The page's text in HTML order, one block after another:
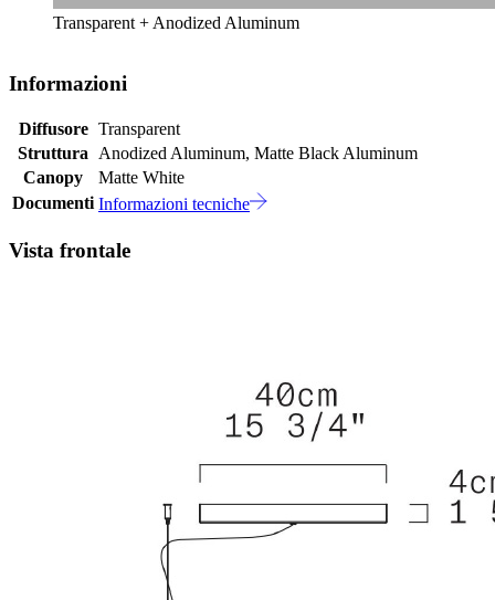
Transparent + Anodized Aluminum
Informazioni
Diffusore Transparent
Struttura
Anodized Aluminum, Matte Black Aluminum
Canopy
Matte White
Documenti Informazioni tecniche
Vista frontale